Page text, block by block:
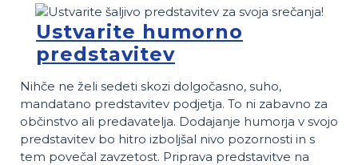
Ustvarite humorno
predstavitev
Nihče ne želi sedeti skozi dolgočasno, suho,
mandatano predstavitev podjetja. To ni zabavno za
občinstvo ali predavatelja. Dodajanje humorja v svojo
predstavitev bo hitro izboljšal nivo pozornosti in s
tem povečal zavzetost. Priprava predstavitve na